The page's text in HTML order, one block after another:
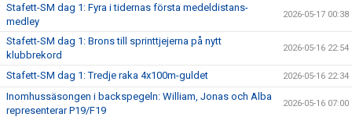
Stafett-SM dag 1: Fyra i tidernas första medeldistans-
medley
2026-05-17 00:38
Stafett-SM dag 1: Brons till sprinttjejerna på nytt
klubbrekord
2026-05-16 22:54
Stafett-SM dag 1: Tredje raka 4x100m-guldet 2026-05-16 22:34
Inomhussäsongen i backspegeln: William, Jonas och Alba
representerar P19/F19
2026-05-16 07:00